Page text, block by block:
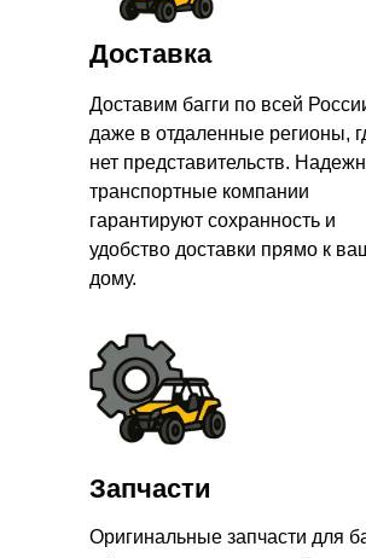
Доставка
Запчасти
Оригинальные запчасти для
Доставим багги по всей
даже в отдаленные регионы,
нет представительств.
транспортные компании
гарантируют сохранность и
удобство доставки прямо к
дому.